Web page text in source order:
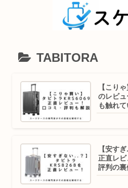
TABITORA
【こり
のレビ
も触れて
【安す
正直レ
評判の裏